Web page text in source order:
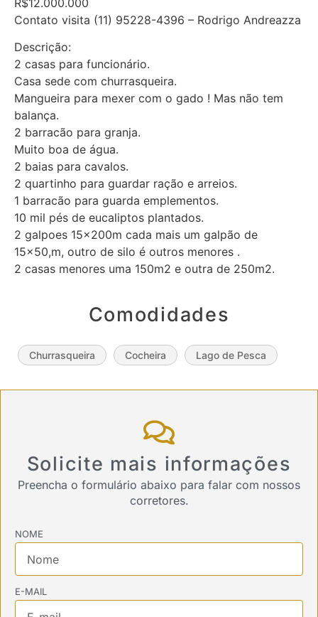
Contato visita (11) 95228-4396 – Rodrigo Andreazza
Descrição:
2 casas para funcionário.
Casa sede com churrasqueira.
Mangueira para mexer com o gado ! Mas não tem
balança.
2 barracão para granja.
Muito boa de água.
2 baias para cavalos.
2 quartinho para guardar ração e arreios.
1 barracão para guarda emplementos.
10 mil pés de eucaliptos plantados.
2 galpoes 15x200m cada mais um galpão de
15×50,m, outro de silo é outros menores .
2 casas menores uma 150m2 e outra de 250m2.
Comodidades
Churrasqueira Cocheira Lago de Pesca
Solicite mais informações
Preencha o formulário abaixo para falar com nossos
corretores.
NOME
E-MAIL